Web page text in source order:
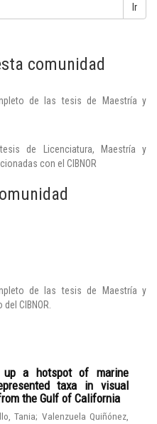
Ir
comunidad
de las tesis de Maestría y
de Licenciatura, Maestría y
con el CIBNOR
de las tesis de Maestría y
CIBNOR.
up a hotspot of marine
taxa in visual
the Gulf of California
Tania; Valenzuela Quiñónez,